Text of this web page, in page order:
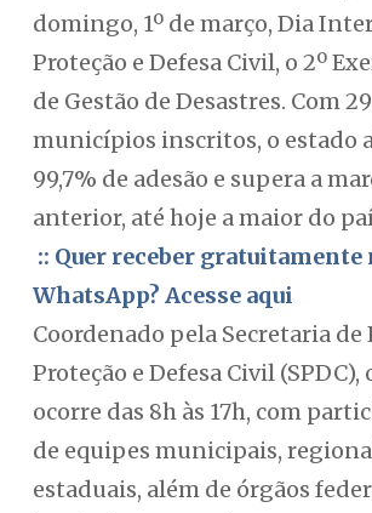
domingo, 1º de março, Dia
Proteção e Defesa Civil, o 2º
de Gestão de Desastres. Com
municípios inscritos, o estado
99,7% de adesão e supera a
anterior, até hoje a maior do
:: Quer receber
WhatsApp? Acesse aqui
Coordenado pela Secretaria de
Proteção e Defesa Civil (SPDC),
ocorre das 8h às 17h, com
de equipes municipais,
estaduais, além de órgãos